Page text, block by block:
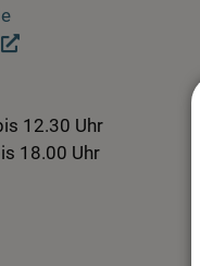
12.30 Uhr
18.00 Uhr